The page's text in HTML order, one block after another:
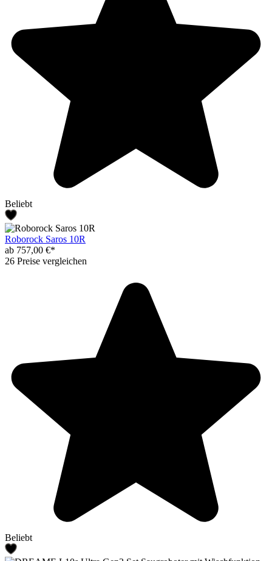
Beliebt
Roborock Saros 10R
ab 757,00 €*
26 Preise vergleichen
Beliebt